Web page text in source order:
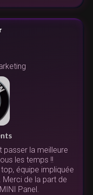
passer la meilleure
les temps !!
équipe impliquée
Merci de la part de
Panel.